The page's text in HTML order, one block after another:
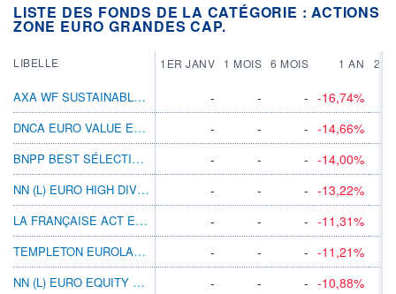
LISTE DES FONDS DE LA CATÉGORIE : ACTIONS
ZONE EURO GRANDES CAP.
LIBELLE 1ER JANV 1 MOIS 6 MOIS 1 AN 2
AXA WF SUSTAINABLE EUROZONE EQ I DIS EUR - - - -16,74%
DNCA EURO VALUE EQUITY R/A EUR
- - - -14,66%
BNPP BEST SÉLECTION ACTIONS EURO ISR R
- - - -14,00%
NN (L) EURO HIGH DIV V CAP EUR
- - - -13,22%
LA FRANÇAISE ACT EURO CAPITAL HUMAIN F
- - - -11,31%
TEMPLETON EUROLAND B(YDIS)EUR
- - - -11,21%
NN (L) EURO EQUITY V CAP EUR
- - - -10,88%